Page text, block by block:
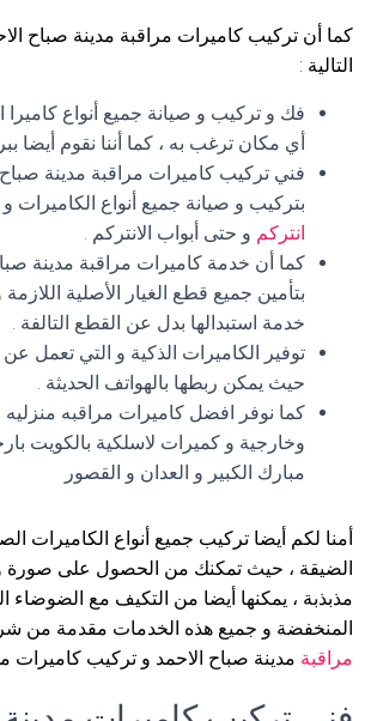
كما أن تركيب كاميرات مراقبة مدينة صباح
التالية :
فك و تركيب و صيانة جميع أنواع كاميرا
أي مكان ترغب به ، كما أننا نقوم أيضا
فني تركيب كاميرات مراقبة مدينة صباح
بتركيب و صيانة جميع أنواع الكاميرات
انتركم و حتى أبواب الانتركم .
كما أن خدمة كاميرات مراقبة مدينة
بتأمين جميع قطع الغيار الأصلية
خدمة استبدالها بدل عن القطع التالفة .
توفير الكاميرات الذكية و التي تعمل
حيث يمكن ربطها بالهواتف الحديثة .
كما نوفر افضل كاميرات مراقبه منزليه
وخارجية و كميرات لاسلكية بالكويت
مبارك الكبير و العدان و القصور
أمنا لكم أيضا تركيب جميع أنواع الكاميرات
الضيقة ، حيث تمكنك من الحصول على صورة
مذبذبة ، يمكنها أيضا من التكيف مع الضوضاء
المنخفضة و جميع هذه الخدمات مقدمة من
مراقبة مدينة صباح الاحمد و تركيب كاميرات